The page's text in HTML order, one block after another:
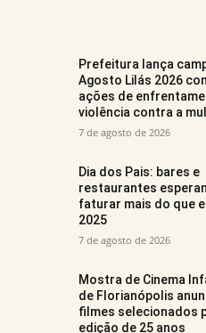
Prefeitura lança
Agosto Lilás 2026
ações de
violência contra a
7 de agosto de 2026
Dia dos Pais: bares e
restaurantes
faturar mais do que
2025
7 de agosto de 2026
Mostra de Cinema
de Florianópolis
filmes selecionados
edição de 25 anos